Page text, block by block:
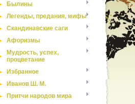
Былины
Легенды, предания, мифы
Скандинавские саги
Афоризмы
Мудрость, успех,
процветание
Избранное
Иванов Ш. М.
Притчи народов мира